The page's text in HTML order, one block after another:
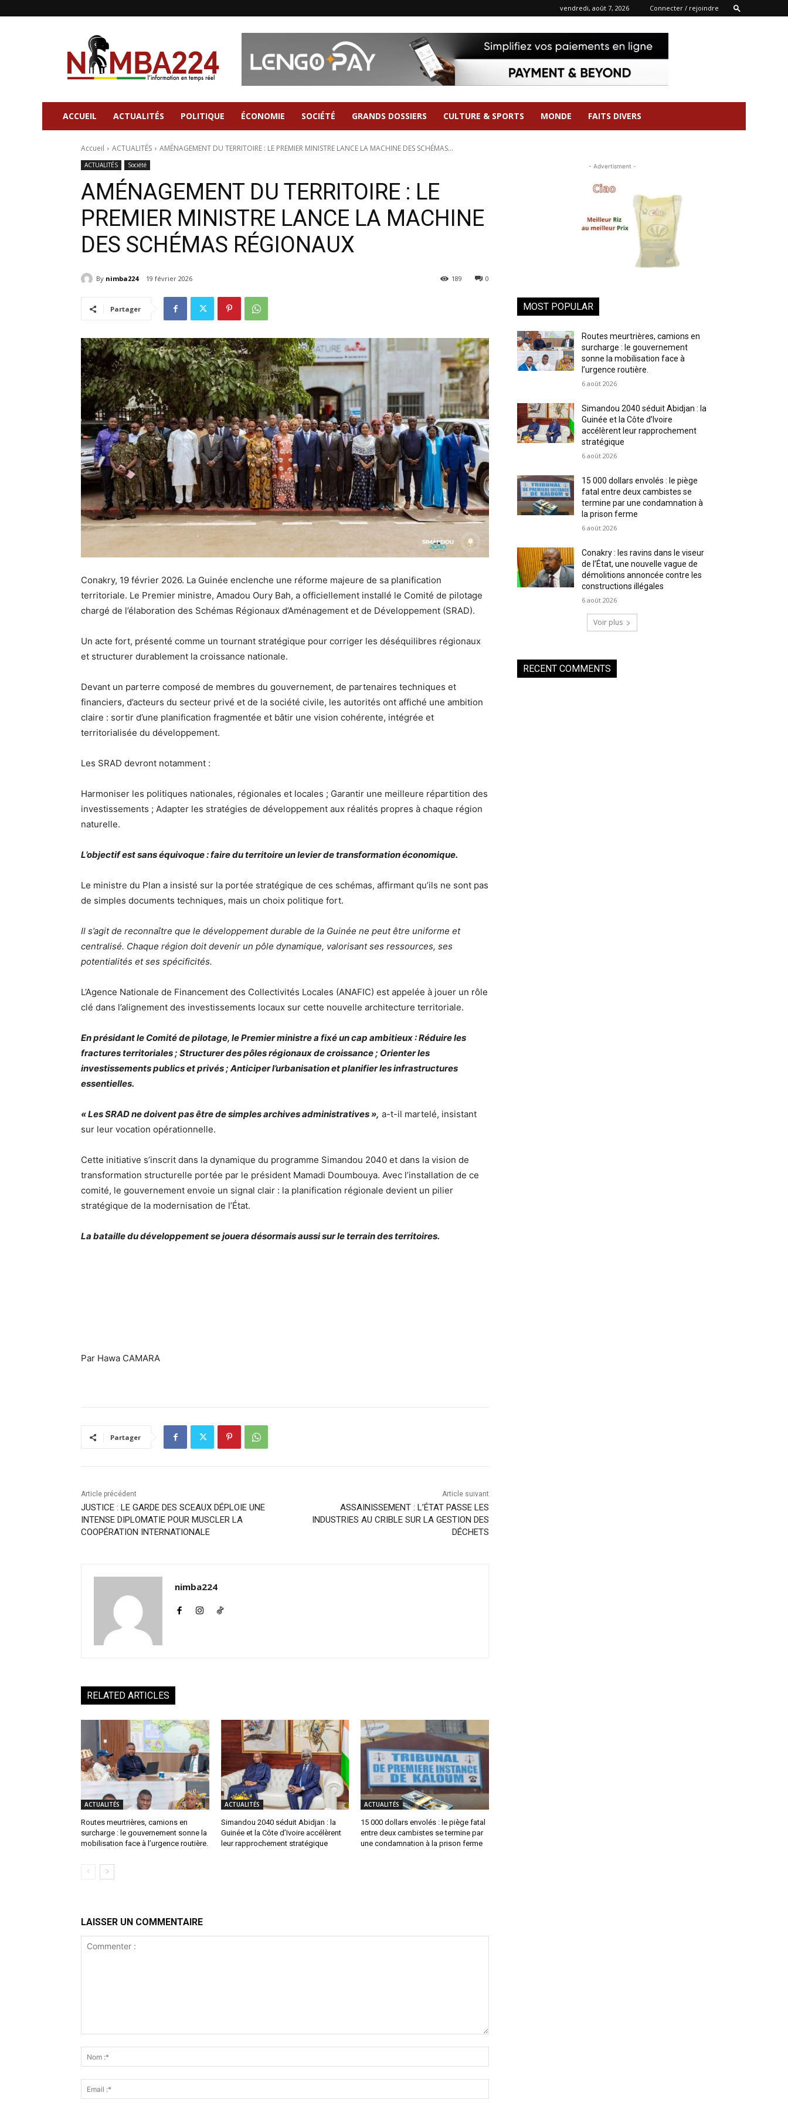
vendredi, août 7, 2026 Connecter / rejoindre
Nimba224
Site
d'information
ACCUEIL ACTUALITÉS POLITIQUE ÉCONOMIE SOCIÉTÉ GRANDS DOSSIERS CULTURE & SPORTS MONDE FAITS DIVERS
Accueil ACTUALITÉS AMÉNAGEMENT DU TERRITOIRE : LE PREMIER MINISTRE LANCE LA MACHINE DES SCHÉMAS...
ACTUALITÉS Société
AMÉNAGEMENT DU TERRITOIRE : LE
PREMIER MINISTRE LANCE LA MACHINE
DES SCHÉMAS RÉGIONAUX
By nimba224 19 février 2026 0
189
Partager
Conakry, 19 février 2026. La Guinée enclenche une réforme majeure de sa planification
territoriale. Le Premier ministre, Amadou Oury Bah, a officiellement installé le Comité de pilotage
chargé de l’élaboration des Schémas Régionaux d’Aménagement et de Développement (SRAD).
Un acte fort, présenté comme un tournant stratégique pour corriger les déséquilibres régionaux
et structurer durablement la croissance nationale.
Devant un parterre composé de membres du gouvernement, de partenaires techniques et
financiers, d’acteurs du secteur privé et de la société civile, les autorités ont affiché une ambition
claire : sortir d’une planification fragmentée et bâtir une vision cohérente, intégrée et
territorialisée du développement.
Les SRAD devront notamment :
Harmoniser les politiques nationales, régionales et locales ; Garantir une meilleure répartition des
investissements ; Adapter les stratégies de développement aux réalités propres à chaque région
naturelle.
L’objectif est sans équivoque : faire du territoire un levier de transformation économique.
Le ministre du Plan a insisté sur la portée stratégique de ces schémas, affirmant qu’ils ne sont pas
de simples documents techniques, mais un choix politique fort.
Il s’agit de reconnaître que le développement durable de la Guinée ne peut être uniforme et
centralisé. Chaque région doit devenir un pôle dynamique, valorisant ses ressources, ses
potentialités et ses spécificités.
L’Agence Nationale de Financement des Collectivités Locales (ANAFIC) est appelée à jouer un rôle
clé dans l’alignement des investissements locaux sur cette nouvelle architecture territoriale.
En présidant le Comité de pilotage, le Premier ministre a fixé un cap ambitieux : Réduire les
fractures territoriales ; Structurer des pôles régionaux de croissance ; Orienter les
investissements publics et privés ; Anticiper l’urbanisation et planifier les infrastructures
essentielles.
« Les SRAD ne doivent pas être de simples archives administratives », a-t-il martelé, insistant
sur leur vocation opérationnelle.
Cette initiative s’inscrit dans la dynamique du programme Simandou 2040 et dans la vision de
transformation structurelle portée par le président Mamadi Doumbouya. Avec l’installation de ce
comité, le gouvernement envoie un signal clair : la planification régionale devient un pilier
stratégique de la modernisation de l’État.
La bataille du développement se jouera désormais aussi sur le terrain des territoires.
Par Hawa CAMARA
Partager
Article précédent
JUSTICE : LE GARDE DES SCEAUX DÉPLOIE UNE
INTENSE DIPLOMATIE POUR MUSCLER LA
COOPÉRATION INTERNATIONALE
Article suivant
ASSAINISSEMENT : L’ÉTAT PASSE LES
INDUSTRIES AU CRIBLE SUR LA GESTION DES
DÉCHETS
nimba224
RELATED ARTICLES
ACTUALITÉS
Routes meurtrières, camions en
surcharge : le gouvernement sonne la
mobilisation face à l’urgence routière.
ACTUALITÉS
Simandou 2040 séduit Abidjan : la
Guinée et la Côte d’Ivoire accélèrent
leur rapprochement stratégique
ACTUALITÉS
15 000 dollars envolés : le piège fatal
entre deux cambistes se termine par
une condamnation à la prison ferme
LAISSER UN COMMENTAIRE
:*
:*
- Advertisment -
MOST POPULAR
Routes meurtrières, camions en
surcharge : le gouvernement
sonne la mobilisation face à
l’urgence routière.
6 août 2026
Simandou 2040 séduit Abidjan : la
Guinée et la Côte d’Ivoire
accélèrent leur rapprochement
stratégique
6 août 2026
15 000 dollars envolés : le piège
fatal entre deux cambistes se
termine par une condamnation à
la prison ferme
6 août 2026
Conakry : les ravins dans le viseur
de l’État, une nouvelle vague de
démolitions annoncée contre les
constructions illégales
6 août 2026
Voir plus
RECENT COMMENTS